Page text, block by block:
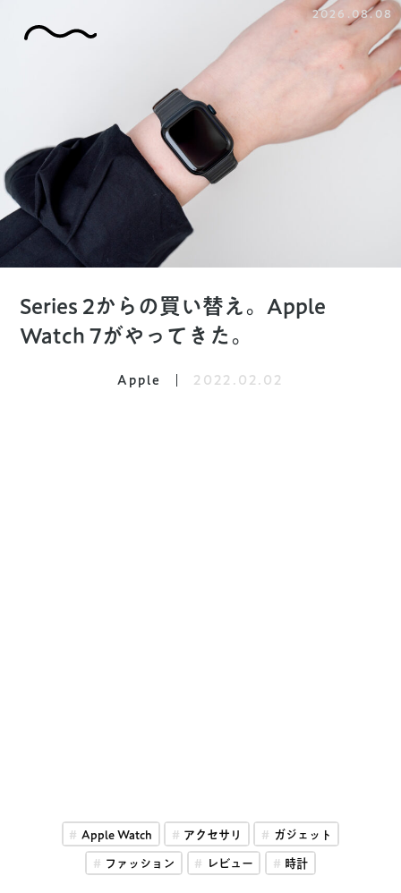
2026.08.08
Series 2からの買い替え。Apple
Watch 7がやってきた。
Apple 2022.02.02
Apple Watch アクセサリ ガジェット
ファッション レビュー 時計